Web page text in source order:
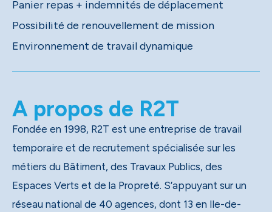
Panier repas + indemnités de déplacement
Possibilité de renouvellement de mission
Environnement de travail dynamique
A propos de R2T
Fondée en 1998, R2T est une entreprise de travail
temporaire et de recrutement spécialisée sur les
métiers du Bâtiment, des Travaux Publics, des
Espaces Verts et de la Propreté. S’appuyant sur un
réseau national de 40 agences, dont 13 en Ile-de-